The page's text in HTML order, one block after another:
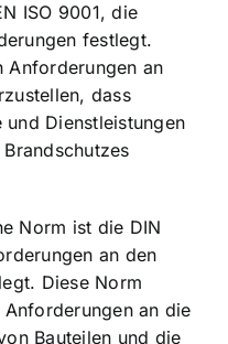
ISO 9001, die
festlegt.
Anforderungen an
dass
und Dienstleistungen
Norm ist die DIN
an den
Diese Norm
an die
Bauteilen und die